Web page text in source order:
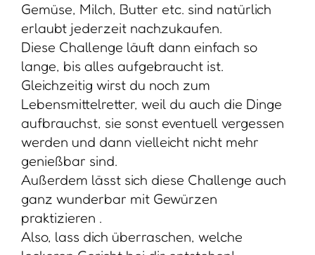
Gemüse, Milch, Butter etc. sind natürlich
erlaubt jederzeit nachzukaufen.
Diese Challenge läuft dann einfach so
lange, bis alles aufgebraucht ist.
Gleichzeitig wirst du noch zum
Lebensmittelretter, weil du auch die Dinge
aufbrauchst, sie sonst eventuell vergessen
werden und dann vielleicht nicht mehr
genießbar sind.
Außerdem lässt sich diese Challenge auch
ganz wunderbar mit Gewürzen
praktizieren .
Also, lass dich überraschen, welche